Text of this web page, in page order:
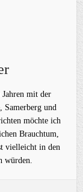
mit der
Samerberg und
möchte ich
Brauchtum,
vielleicht in den
würden.